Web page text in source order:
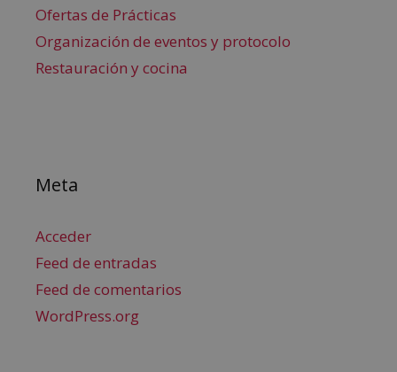
Ofertas de Prácticas
Organización de eventos y protocolo
Restauración y cocina
Meta
Acceder
Feed de entradas
Feed de comentarios
WordPress.org